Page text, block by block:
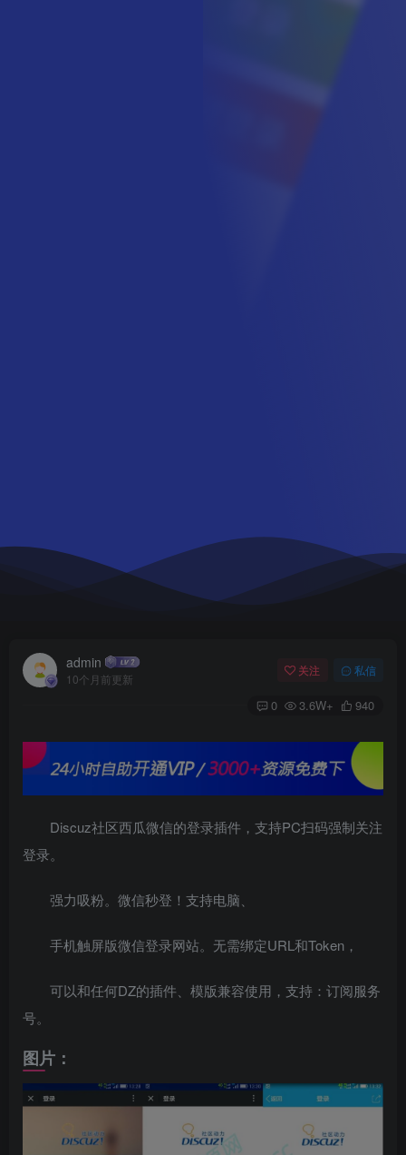
admin
10个月前更新
关注 私信
0 3.6W+ 940
Discuz社区西瓜微信的登录插件，支持PC扫码强制关注
登录。
强力吸粉。微信秒登！支持电脑、
手机触屏版微信登录网站。无需绑定URL和Token，
可以和任何DZ的插件、模版兼容使用，支持：订阅服务
号。
图片：